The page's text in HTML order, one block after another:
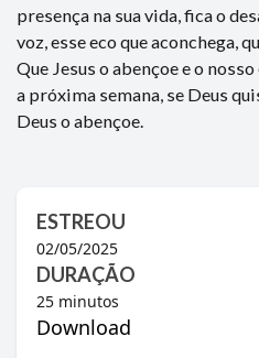
ESTREOU
02/05/2025
DURAÇÃO
25 minutos
Download